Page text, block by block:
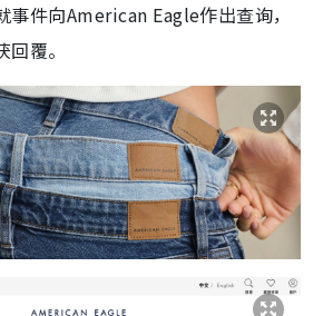
事件向American Eagle作出查询，
覆。